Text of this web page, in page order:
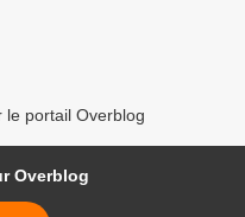
le portail Overblog
Overblog